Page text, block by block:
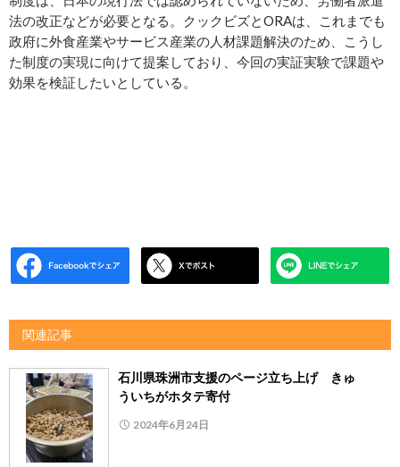
法の改正などが必要となる。クックビズとORAは、これまでも
政府に外食産業やサービス産業の人材課題解決のため、こうし
た制度の実現に向けて提案しており、今回の実証実験で課題や
効果を検証したいとしている。
関連記事
石川県珠洲市支援のページ立ち上げ きゅ
ういちがホタテ寄付
2024年6月24日